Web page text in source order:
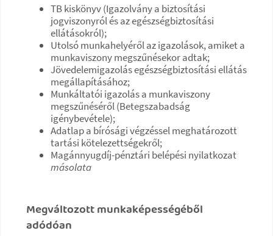
TB kiskönyv (Igazolvány a biztosítási
jogviszonyról és az egészségbiztosítási
ellátásokról);
Utolsó munkahelyéről az igazolások, amiket a
munkaviszony megszűnésekor adtak;
Jövedelemigazolás egészségbiztosítási ellátás
megállapításához;
Munkáltatói igazolás a munkaviszony
megszűnéséről (Betegszabadság
igénybevétele);
Adatlap a bírósági végzéssel meghatározott
tartási kötelezettségekről;
Magánnyugdíj-pénztári belépési nyilatkozat
másolata
Megváltozott munkaképességéből
adódóan